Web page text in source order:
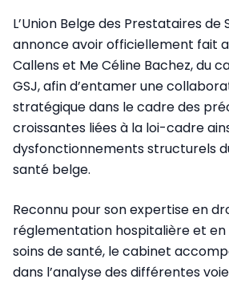
L’Union Belge des Prestataires de
annonce avoir officiellement fait
Callens et Me Céline Bachez, du
GSJ, afin d’entamer une
stratégique dans le cadre des
croissantes liées à la loi-cadre
dysfonctionnements structurels
santé belge.
Reconnu pour son expertise en
réglementation hospitalière et en
soins de santé, le cabinet
dans l’analyse des différentes